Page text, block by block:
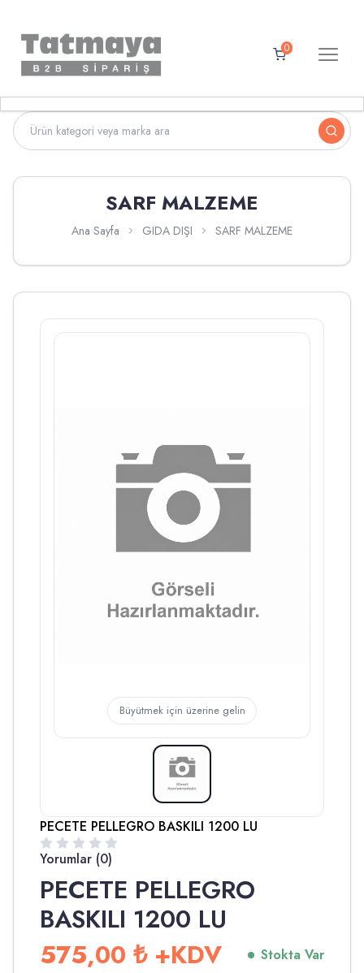
0
SARF MALZEME
Ana Sayfa GIDA DIŞI SARF MALZEME
Büyütmek için üzerine gelin
PECETE PELLEGRO BASKILI 1200 LU
Yorumlar (0)
PECETE PELLEGRO
BASKILI 1200 LU
575,00 ₺ +KDV Stokta Var